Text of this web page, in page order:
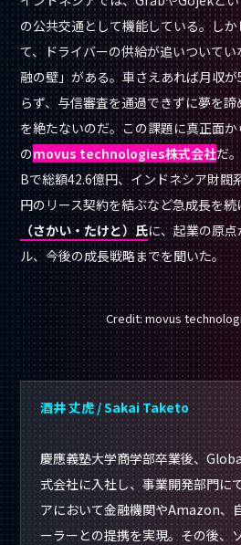
の公共交通として機能している。し
て、ドライバーの供給が追いついて
融の壁」がある。車さえあれば月収
らず、与信審査を通過できずに夢を
を絶たないのだ。この課題に真正面
のmovus technologies株式会社だ
Bで総額42.6億円、インドネシア財閥
円のリース契約を結ぶなど急成長を
（さかい・たけと）氏に、起業の原
ル、今後の成長戦略までを聞いた。
Credit: movus
酒井 丈虎 / Sakai Taketo
慶應義塾大学商学部卒業後、
式会社に入社し、事業開発部門に
アにおいて金融機関やAmazon、
ーラーとの提携を実現。その後、